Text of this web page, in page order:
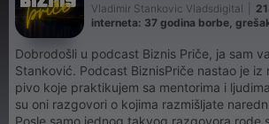
Vladimir Stankovic Vladsdigital
interneta: 37 godina borbe,
Dobrodošli u podcast Biznis Priče, ja sam
Stanković. Podcast BiznisPriče nastao je iz razgovora uz kafu i
pivo koje praktikujem sa mentorima i ljudima
su oni razgovori o kojima razmišljate
Posle samo jednog takvog razgovora rode